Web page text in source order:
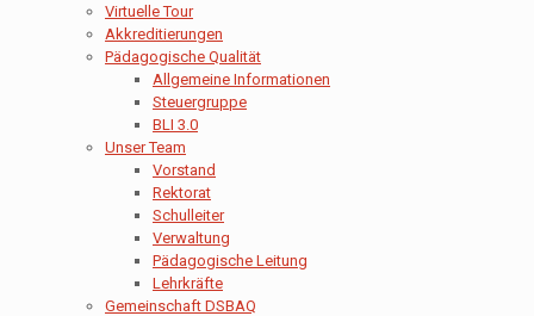
Virtuelle Tour
Akkreditierungen
Pädagogische Qualität
Allgemeine Informationen
Steuergruppe
BLI 3.0
Unser Team
Vorstand
Rektorat
Schulleiter
Verwaltung
Pädagogische Leitung
Lehrkräfte
Gemeinschaft DSBAQ